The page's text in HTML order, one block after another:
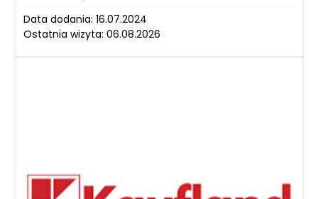
Data dodania: 16.07.2024
Ostatnia wizyta: 06.08.2026